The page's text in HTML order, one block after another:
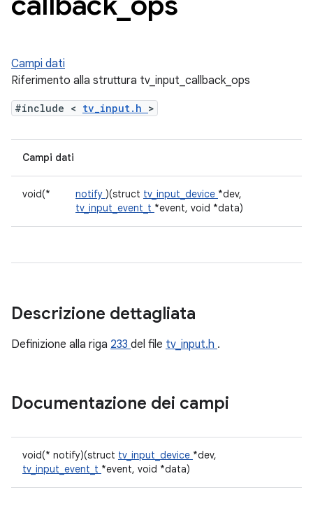
Campi dati
Riferimento alla struttura tv_input_callback_ops
#include < tv_input.h >
Campi dati
void(* notify )(struct tv_input_device *dev,
tv_input_event_t *event, void *data)
Descrizione dettagliata
Definizione alla riga 233 del file tv_input.h .
Documentazione dei campi
void(* notify)(struct tv_input_device *dev,
tv_input_event_t *event, void *data)